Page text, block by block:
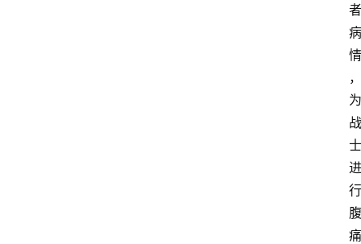
者
病
情
，
为
战
士
进
行
腹
痛